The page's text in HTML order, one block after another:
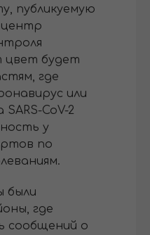
публикуемую
центр
цвет будет
где
или
CoV-2
у
по
были
где
сообщений о